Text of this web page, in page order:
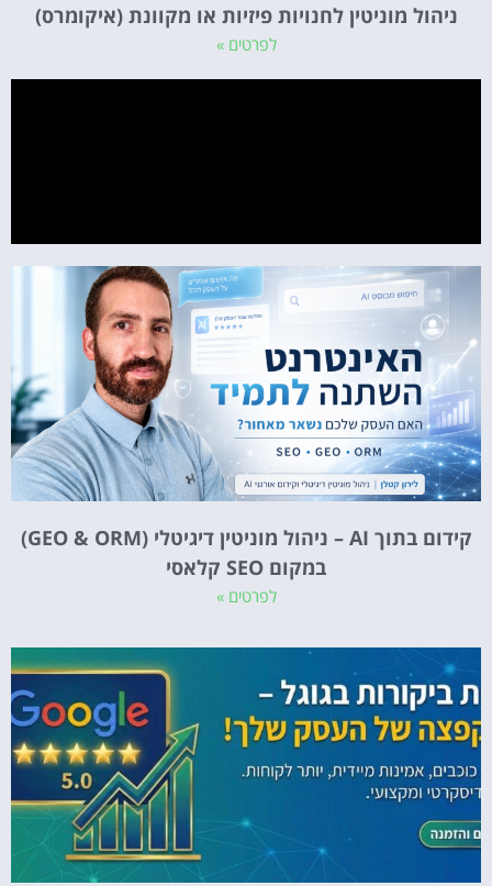
ניהול מוניטין לחנויות פיזיות או מקוונת (איקומרס)
לפרטים »
קידום בתוך AI – ניהול מוניטין דיגיטלי (GEO & ORM)
במקום SEO קלאסי
לפרטים »